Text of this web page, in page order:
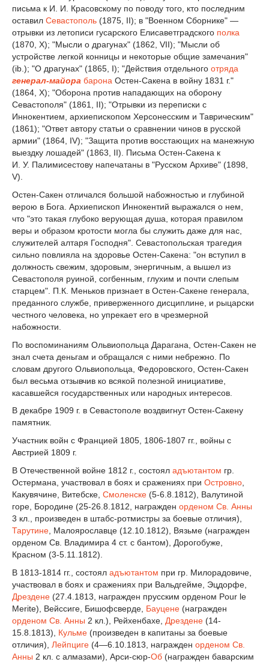
письма к И. И. Красовскому по поводу того, кто последним
оставил Севастополь (1875, II); в "Военном Сборнике" —
отрывки из летописи гусарского Елисаветградского полка
(1870, X); "Мысли о драгунах" (1862, VII); "Мысли об
устройстве легкой конницы и некоторые общие замечания"
(ib.); "О драгунах" (1865, I); "Действия отдельного отряда
генерал-майора барона Остен-Сакена в войну 1831 г."
(1864, X); "Оборона против нападающих на оборону
Севастополя" (1861, II); "Отрывки из переписки с
Иннокентием, архиепископом Херсонесским и Таврическим"
(1861); "Ответ автору статьи о сравнении чинов в русской
армии" (1864, IV); "Защита против восстающих на манежную
выездку лошадей" (1863, II). Письма Остен-Сакена к
И. У. Палимисестову напечатаны в "Русском Архиве" (1898,
V).
Остен-Сакен отличался большой набожностью и глубиной
верою в Бога. Архиепископ Иннокентий выражался о нем,
что "это такая глубоко верующая душа, которая правилом
веры и образом кротости могла бы служить даже для нас,
служителей алтаря Господня". Севастопольская трагедия
сильно повлияла на здоровье Остен-Сакена: "он вступил в
должность свежим, здоровым, энергичным, а вышел из
Севастополя руиной, согбенным, глухим и почти слепым
старцем". П.К. Меньков признает в Остен-Сакене генерала,
преданного службе, приверженного дисциплине, и рыцарски
честного человека, но упрекает его в чрезмерной
набожности.
По воспоминаниям Ольвиопольца Дарагана, Остен-Сакен не
знал счета деньгам и обращался с ними небрежно. По
словам другого Ольвиопольца, Федоровского, Остен-Сакен
был весьма отзывчив ко всякой полезной инициативе,
касавшейся государственных или народных интересов.
В декабре 1909 г. в Севастополе воздвигнут Остен-Сакену
памятник.
Участник войн с Францией 1805, 1806-1807 гг., войны с
Австрией 1809 г.
В Отечественной войне 1812 г., состоял адъютантом гр.
Остермана, участвовал в боях и сражениях при Островно
Какувячине, Витебске, Смоленске (5-6.8.1812), Валутиной
горе, Бородине (25-26.8.1812, награжден орденом Св. Анны
3 кл., произведен в штабс-ротмистры за боевые отличия),
Тарутине , Малоярославце (12.10.1812), Вязьме (награжден
орденом Св. Владимира 4 ст. с бантом), Дорогобуже,
Красном (3-5.11.1812).
В 1813-1814 гг., состоял адъютантом при гр. Милорадовиче,
участвовал в боях и сражениях при Вальдгейме, Эцдорфе,
Дрездене (27.4.1813, награжден прусским орденом Pour le
Merite), Вейссиге, Бишофсверде, Бауцене (награжден
орденом Св. Анны 2 кл.), Рейхенбахе, Дрездене (14-
15.8.1813), Кульме (произведен в капитаны за боевые
отличия), Лейпциге (4—6.10.1813, награжден орденом Св.
Анны 2 кл. с алмазами), Арси-сюр-Об (награжден баварским